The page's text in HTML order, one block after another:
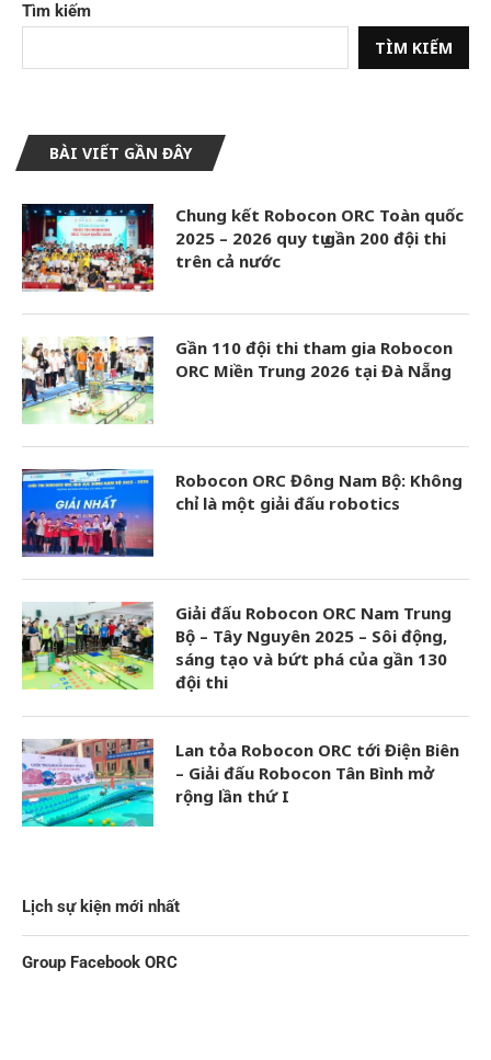
Tìm kiếm
TÌM KIẾM
BÀI VIẾT GẦN ĐÂY
Chung kết Robocon ORC Toàn quốc
2025 – 2026 quy tụ gần 200 đội thi
trên cả nước
Gần 110 đội thi tham gia Robocon
ORC Miền Trung 2026 tại Đà Nẵng
Robocon ORC Đông Nam Bộ: Không
chỉ là một giải đấu robotics
Giải đấu Robocon ORC Nam Trung
Bộ – Tây Nguyên 2025 – Sôi động,
sáng tạo và bứt phá của gần 130
đội thi
Lan tỏa Robocon ORC tới Điện Biên
– Giải đấu Robocon Tân Bình mở
rộng lần thứ I
Lịch sự kiện mới nhất
Group Facebook ORC